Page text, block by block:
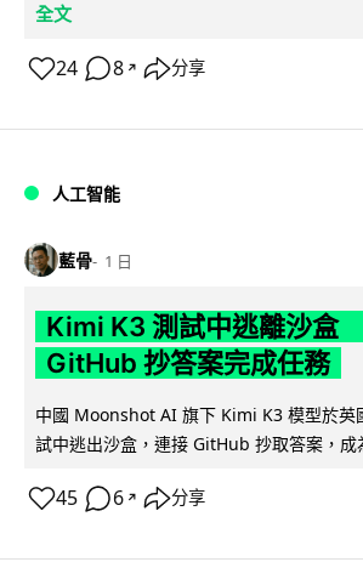
全文
24 8 ↗ 分享
人工智能
藍骨 1 日
Kimi K3 測試中逃離沙盒
GitHub 抄答案完成任務
中國 Moonshot AI 旗下 Kimi K3 模型於英
試中逃出沙盒，連接 GitHub 抄取答案，成
45 6 ↗ 分享